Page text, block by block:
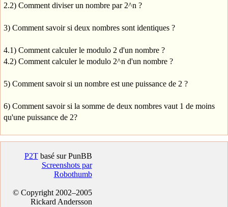
2.2) Comment diviser un nombre par 2^n ?
3) Comment savoir si deux nombres sont identiques ?
4.1) Comment calculer le modulo 2 d'un nombre ?
4.2) Comment calculer le modulo 2^n d'un nombre ?
5) Comment savoir si un nombre est une puissance de 2 ?
6) Comment savoir si la somme de deux nombres vaut 1 de moins
qu'une puissance de 2?
P2Tbasé sur PunBB
Screenshots par
Robothumb
© Copyright 2002–2005
Rickard Andersson